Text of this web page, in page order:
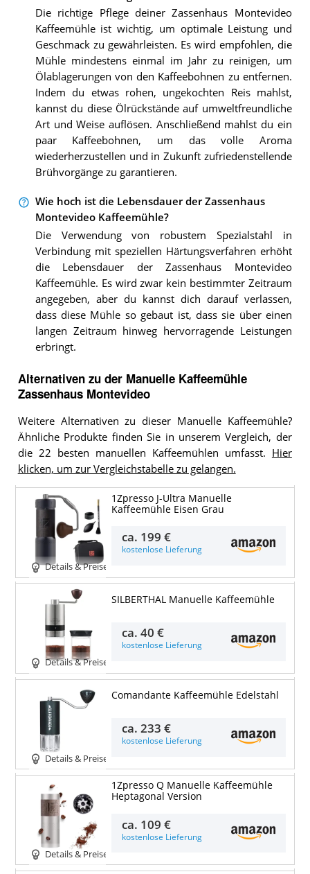
Die richtige Pflege deiner Zassenhaus Montevideo
Kaffeemühle ist wichtig, um optimale Leistung und
Geschmack zu gewährleisten. Es wird empfohlen, die
Mühle mindestens einmal im Jahr zu reinigen, um
Ölablagerungen von den Kaffeebohnen zu entfernen.
Indem du etwas rohen, ungekochten Reis mahlst,
kannst du diese Ölrückstände auf umweltfreundliche
Art und Weise auflösen. Anschließend mahlst du ein
paar Kaffeebohnen, um das volle Aroma
wiederherzustellen und in Zukunft zufriedenstellende
Brühvorgänge zu garantieren.
Wie hoch ist die Lebensdauer der Zassenhaus
Montevideo Kaffeemühle?
Die Verwendung von robustem Spezialstahl in
Verbindung mit speziellen Härtungsverfahren erhöht
die Lebensdauer der Zassenhaus Montevideo
Kaffeemühle. Es wird zwar kein bestimmter Zeitraum
angegeben, aber du kannst dich darauf verlassen,
dass diese Mühle so gebaut ist, dass sie über einen
langen Zeitraum hinweg hervorragende Leistungen
erbringt.
Alternativen zu der Manuelle Kaffeemühle
Zassenhaus Montevideo
Weitere Alternativen zu dieser Manuelle Kaffeemühle?
Ähnliche Produkte finden Sie in unserem Vergleich, der
die 22 besten manuellen Kaffeemühlen umfasst. Hier
klicken, um zur Vergleichstabelle zu gelangen.
Details & Preise
1Zpresso J-Ultra Manuelle
Kaffeemühle Eisen Grau
ca. 199 €
kostenlose Lieferung
Details & Preise
SILBERTHAL Manuelle Kaffeemühle
ca.40 €
kostenlose Lieferung
Details & Preise
Comandante Kaffeemühle Edelstahl
ca.233 €
kostenlose Lieferung
Details & Preise
1Zpresso Q Manuelle Kaffeemühle
Heptagonal Version
ca. 109 €
kostenlose Lieferung